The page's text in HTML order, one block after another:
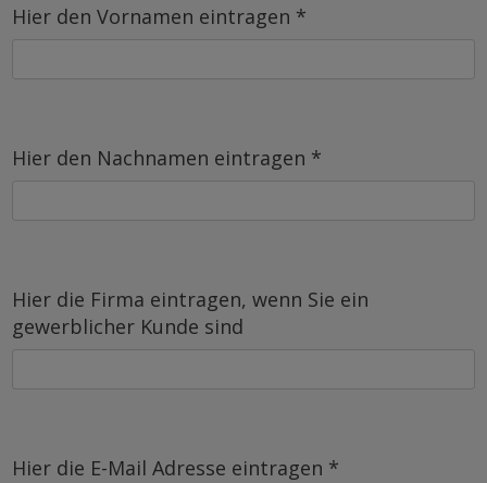
Hier den Vornamen eintragen *
Hier den Nachnamen eintragen *
Hier die Firma eintragen, wenn Sie ein
gewerblicher Kunde sind
Hier die E-Mail Adresse eintragen *